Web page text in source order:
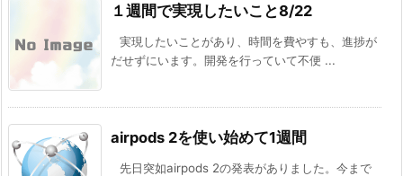
１週間で実現したいこと8/22
実現したいことがあり、時間を費やすも、進捗が
だせずにいます。開発を行っていて不便 ...
airpods 2を使い始めて1週間
先日突如airpods 2の発表がありました。今まで